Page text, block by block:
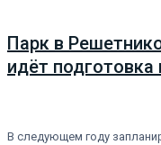
Парк в
идёт подготовка
В следующем году